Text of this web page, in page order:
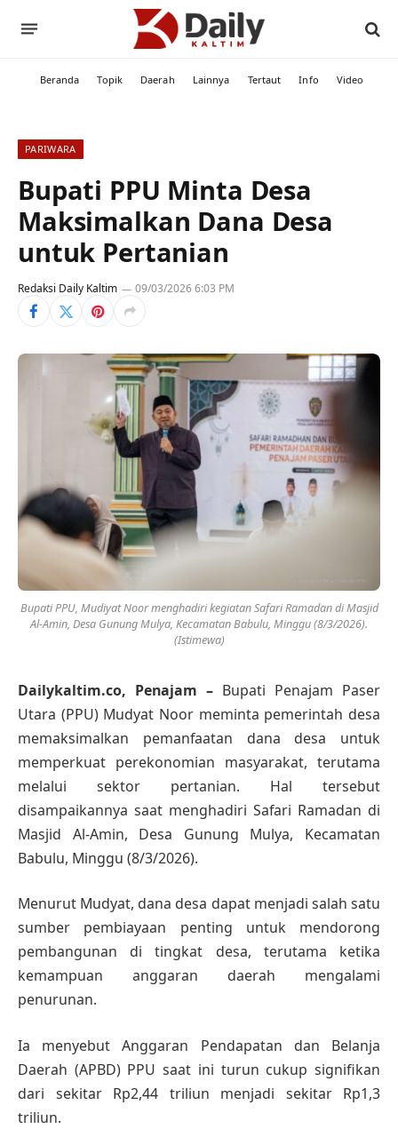
Beranda Topik Daerah Lainnya Tertaut Info Video
PARIWARA
Bupati PPU Minta Desa
Maksimalkan Dana Desa
untuk Pertanian
Redaksi Daily Kaltim 09/03/2026 6:03 PM
Bupati PPU, Mudiyat Noor menghadiri kegiatan Safari Ramadan di Masjid
Al-Amin, Desa Gunung Mulya, Kecamatan Babulu, Minggu (8/3/2026).
(Istimewa)
Dailykaltim.co, Penajam – Bupati Penajam Paser
Utara (PPU) Mudyat Noor meminta pemerintah desa
memaksimalkan pemanfaatan dana desa untuk
memperkuat perekonomian masyarakat, terutama
melalui sektor pertanian. Hal tersebut
disampaikannya saat menghadiri Safari Ramadan di
Masjid Al-Amin, Desa Gunung Mulya, Kecamatan
Babulu, Minggu (8/3/2026).
Menurut Mudyat, dana desa dapat menjadi salah satu
sumber pembiayaan penting untuk mendorong
pembangunan di tingkat desa, terutama ketika
kemampuan anggaran daerah mengalami
penurunan.
Ia menyebut Anggaran Pendapatan dan Belanja
Daerah (APBD) PPU saat ini turun cukup signifikan
dari sekitar Rp2,44 triliun menjadi sekitar Rp1,3
triliun.